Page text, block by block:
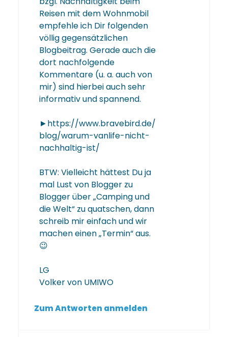
Reisen mit dem Wohnmobil
empfehle ich Dir folgenden
völlig gegensätzlichen
Blogbeitrag. Gerade auch die
dort nachfolgende
Kommentare (u. a. auch von
mir) sind hierbei auch sehr
informativ und spannend.
►https://www.bravebird.de/
blog/warum-vanlife-nicht-
nachhaltig-ist/
BTW: Vielleicht hättest Du ja
mal Lust von Blogger zu
Blogger über „Camping und
die Welt“ zu quatschen, dann
schreib mir einfach und wir
machen einen „Termin“ aus.
😉
LG
Volker von UMIWO
Zum Antworten anmelden